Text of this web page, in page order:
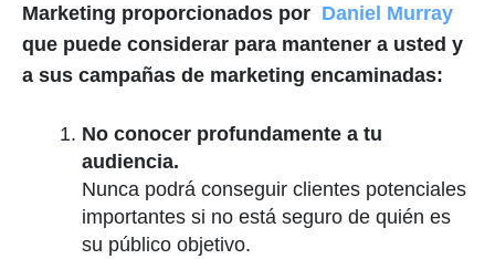
Marketing proporcionados por Daniel Murray
que puede considerar para mantener a usted y
a sus campañas de marketing encaminadas:
No conocer profundamente a tu
audiencia.
Nunca podrá conseguir clientes potenciales
importantes si no está seguro de quién es
su público objetivo.